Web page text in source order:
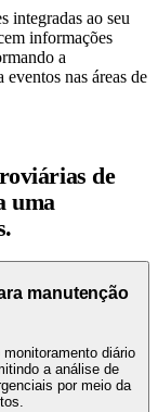
integradas ao seu
informações
a
nas áreas de
de
uma
manutenção
diário
a análise de
por meio da